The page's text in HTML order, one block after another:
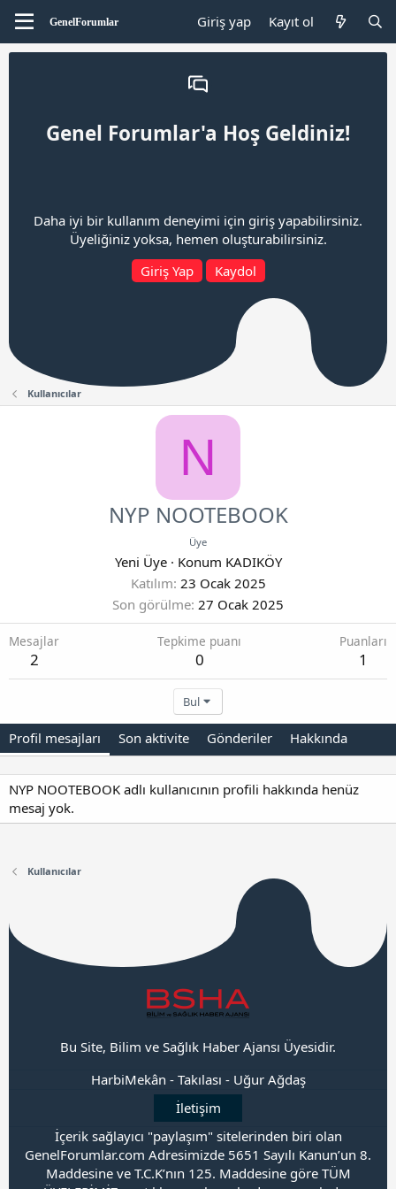
Giriş yap Kayıt ol
Genel Forumlar'a Hoş Geldiniz!
Daha iyi bir kullanım deneyimi için giriş yapabilirsiniz.
Üyeliğiniz yoksa, hemen oluşturabilirsiniz.
Giriş Yap
Kaydol
Kullanıcılar
N
NYP NOOTEBOOK
Üye
Yeni Üye · Konum KADIKÖY
Katılım 23 Ocak 2025
Son görülme 27 Ocak 2025
Mesajlar
2
Tepkime puanı
0
Puanları
1
Bul
Profil mesajları Son aktivite Gönderiler Hakkında
NYP NOOTEBOOK adlı kullanıcının profili hakkında henüz
mesaj yok.
Kullanıcılar
Bu Site, Bilim ve Sağlık Haber Ajansı Üyesidir.
HarbiMekân - Takılası - Uğur Ağdaş
İletişim
İçerik sağlayıcı "paylaşım" sitelerinden biri olan
GenelForumlar.com Adresimizde 5651 Sayılı Kanun’un 8.
Maddesine ve T.C.K’nın 125. Maddesine göre TÜM